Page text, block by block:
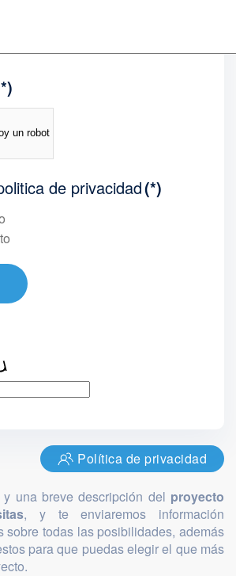
un robot
de privacidad(*)
Política de privacidad
una breve descripción del proyecto
, y te enviaremos información
sobre todas las posibilidades, además
para que puedas elegir el que más